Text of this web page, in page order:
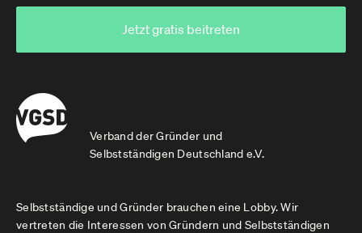
Verband der Gründer und
Selbstständigen Deutschland e.V.
Jetzt gratis beitreten
Selbstständige und Gründer brauchen eine Lobby. Wir
vertreten die Interessen von Gründern und Selbstständigen